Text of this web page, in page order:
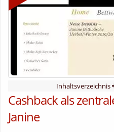
Inhaltsverzeichnis
Cashback als
Janine